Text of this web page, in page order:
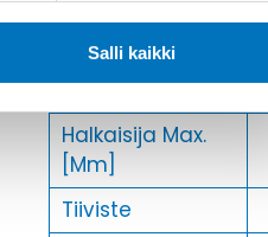
Salli kaikki
Halkasija Min.
[Mm]
Kaapelille Mm
Halkaisija Max.
[Mm]
Tiiviste